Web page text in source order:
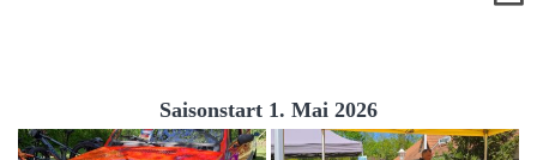
Saisonstart 1. Mai 2026